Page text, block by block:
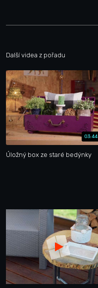
Další videa z pořadu
03:44
Úložný box ze staré bedýnky